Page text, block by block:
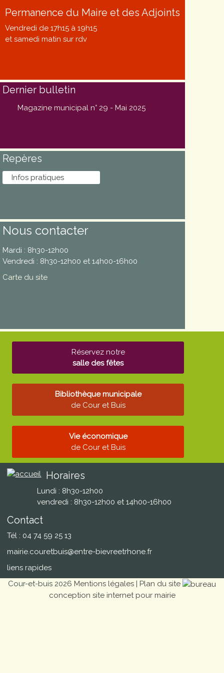
Permanence du Maire et des Adjoints
Vendredi de 17h15 à 19h15
et samedi matin sur rdv
Dernier bulletin
Magazine municipal n° 29 - Mai 2025
Repères
Infos pratiques
Nous contacter
Mardi : 8h30-12h00
Vendredi : 8h30-12h00 et 14h00-16h00
Carte du site
Réservez notre
salle des fêtes
Bibliothèque municipale
de Cour et Buis
Vie économique
de Cour et Buis
Horaires
Lundi : 8h30-12h00
vendredi : 8h30-12h00 et 14h00-16h00
Contact
Tél : 04 74 59 25 13
mairie.couretbuis@entre-bievreetrhone.fr
liens rapides
Cour-et-buis 2026 Mentions légales | Plan du site
conception site internet pour mairie